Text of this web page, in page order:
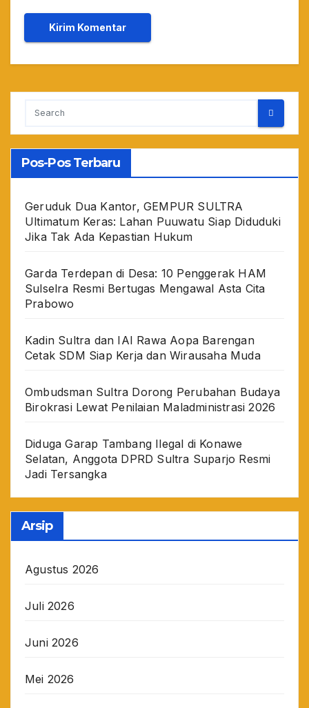
Pos-Pos Terbaru
Geruduk Dua Kantor, GEMPUR SULTRA
Ultimatum Keras: Lahan Puuwatu Siap Diduduki
Jika Tak Ada Kepastian Hukum
Garda Terdepan di Desa: 10 Penggerak HAM
Sulselra Resmi Bertugas Mengawal Asta Cita
Prabowo
Kadin Sultra dan IAI Rawa Aopa Barengan
Cetak SDM Siap Kerja dan Wirausaha Muda
Ombudsman Sultra Dorong Perubahan Budaya
Birokrasi Lewat Penilaian Maladministrasi 2026
Diduga Garap Tambang Ilegal di Konawe
Selatan, Anggota DPRD Sultra Suparjo Resmi
Jadi Tersangka
Arsip
Agustus 2026
Juli 2026
Juni 2026
Mei 2026